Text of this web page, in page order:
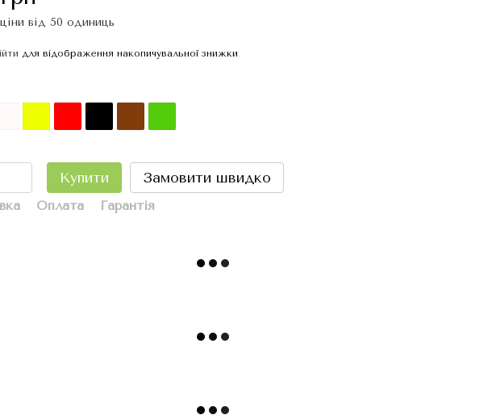
від 50 одиниць
для відображення накопичувальної знижки
Купити Замовити швидко
Оплата Гарантія